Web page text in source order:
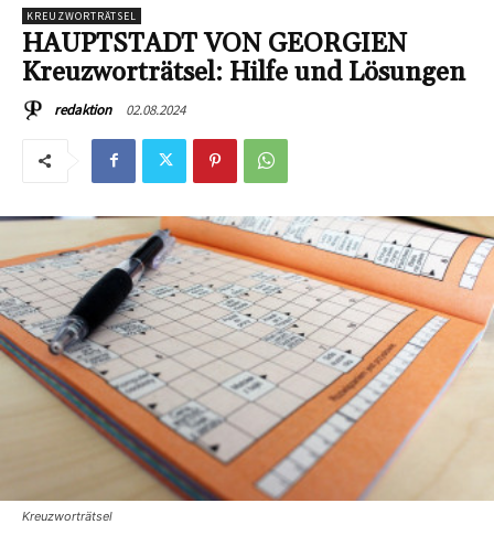
KREUZWORTRÄTSEL
HAUPTSTADT VON GEORGIEN
Kreuzworträtsel: Hilfe und Lösungen
redaktion 02.08.2024
Kreuzworträtsel